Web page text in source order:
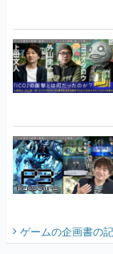
ゲームの企画書の